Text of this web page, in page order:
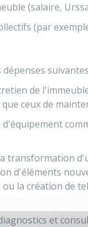
(salaire,
(par
dépenses
de
ceux de
transformation
d'éléments
la création de
et